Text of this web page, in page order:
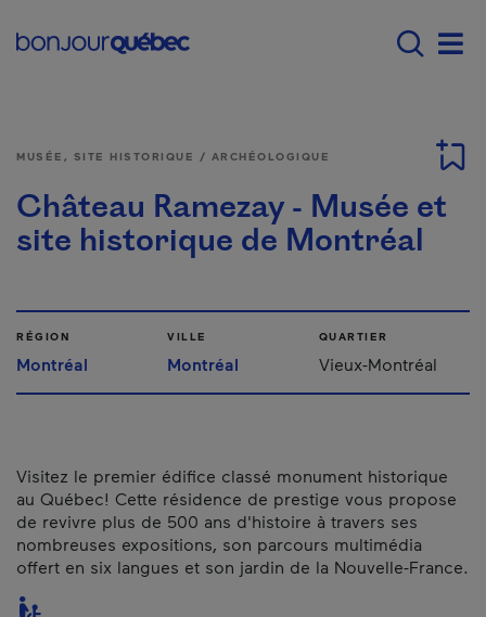
Main navigation -
MUSÉE, SITE HISTORIQUE / ARCHÉOLOGIQUE
Château Ramezay - Musée et
site historique de Montréal
RÉGION
Montréal
VILLE
Montréal
QUARTIER
Vieux-Montréal
Visitez le premier édifice classé monument historique
au Québec! Cette résidence de prestige vous propose
de revivre plus de 500 ans d'histoire à travers ses
nombreuses expositions, son parcours multimédia
offert en six langues et son jardin de la Nouvelle-France.